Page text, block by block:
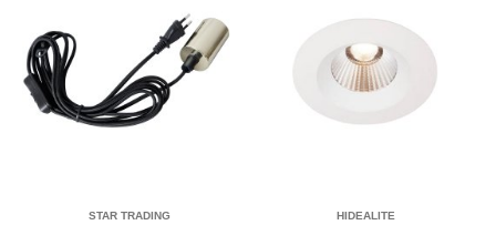
STAR TRADING HIDEALITE